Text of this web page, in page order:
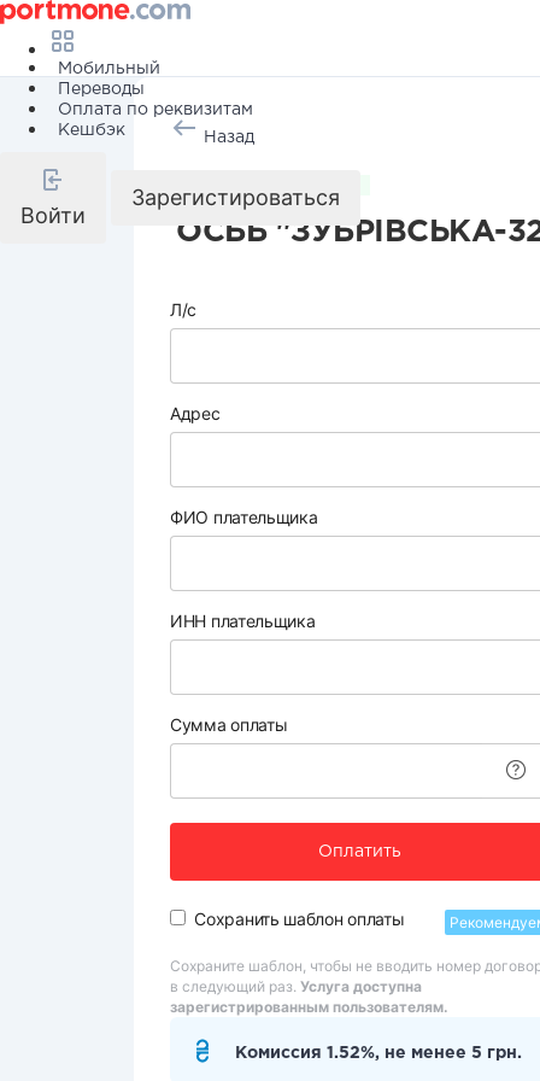
Мобильный
Переводы
Оплата по реквизитам
Кешбэк
Войти
Зарегистироваться
Назад
ОСББ "ЗУБРІВСЬКА-
Л/с
Адрес
ФИО плательщика
ИНН плательщика
Сумма оплаты
Оплатить
Сохранить шаблон оплаты
Сохраните шаблон, чтобы не вводить номер
в следующий раз. Услуга доступна
зарегистрированным пользователям.
Комиссия 1.52%, не менее 5 грн.